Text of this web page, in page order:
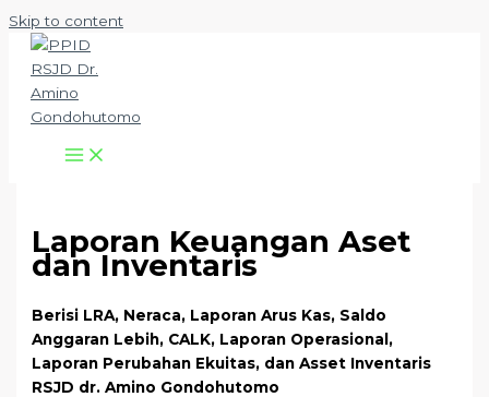
Skip to content
Laporan Keuangan Aset
dan Inventaris
Berisi LRA, Neraca, Laporan Arus Kas, Saldo
Anggaran Lebih, CALK, Laporan Operasional,
Laporan Perubahan Ekuitas, dan Asset Inventaris
RSJD dr. Amino Gondohutomo